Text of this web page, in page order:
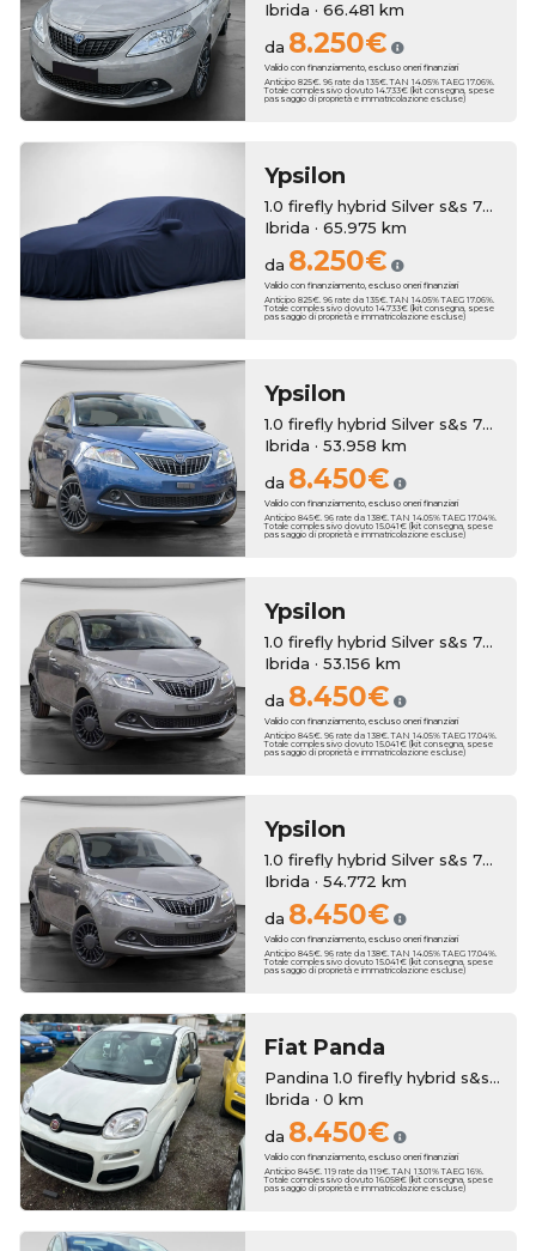
Ibrida · 66.481 km
da 8.250€
Valido con finanziamento, escluso oneri finanziari
Anticipo 825€. 96 rate da 135€. TAN 14.05% TAEG 17.06%.
Totale complessivo dovuto 14.733€ (kit consegna, spese
passaggio di proprietà e immatricolazione escluse)
Ypsilon
1.0 firefly hybrid Silver s&s 70cv 5p.ti
Ibrida · 65.975 km
da 8.250€
Valido con finanziamento, escluso oneri finanziari
Anticipo 825€. 96 rate da 135€. TAN 14.05% TAEG 17.06%.
Totale complessivo dovuto 14.733€ (kit consegna, spese
passaggio di proprietà e immatricolazione escluse)
Ypsilon
1.0 firefly hybrid Silver s&s 70cv
Ibrida · 53.958 km
da 8.450€
Valido con finanziamento, escluso oneri finanziari
Anticipo 845€. 96 rate da 138€. TAN 14.05% TAEG 17.04%.
Totale complessivo dovuto 15.041€ (kit consegna, spese
passaggio di proprietà e immatricolazione escluse)
Ypsilon
1.0 firefly hybrid Silver s&s 70cv
Ibrida · 53.156 km
da 8.450€
Valido con finanziamento, escluso oneri finanziari
Anticipo 845€. 96 rate da 138€. TAN 14.05% TAEG 17.04%.
Totale complessivo dovuto 15.041€ (kit consegna, spese
passaggio di proprietà e immatricolazione escluse)
Ypsilon
1.0 firefly hybrid Silver s&s 70cv
Ibrida · 54.772 km
da 8.450€
Valido con finanziamento, escluso oneri finanziari
Anticipo 845€. 96 rate da 138€. TAN 14.05% TAEG 17.04%.
Totale complessivo dovuto 15.041€ (kit consegna, spese
passaggio di proprietà e immatricolazione escluse)
Fiat Panda
Pandina 1.0 firefly hybrid s&s 70cv 5p.ti
Ibrida · 0 km
da 8.450€
Valido con finanziamento, escluso oneri finanziari
Anticipo 845€. 119 rate da 119€. TAN 13.01% TAEG 16%.
Totale complessivo dovuto 16.058€ (kit consegna, spese
passaggio di proprietà e immatricolazione escluse)